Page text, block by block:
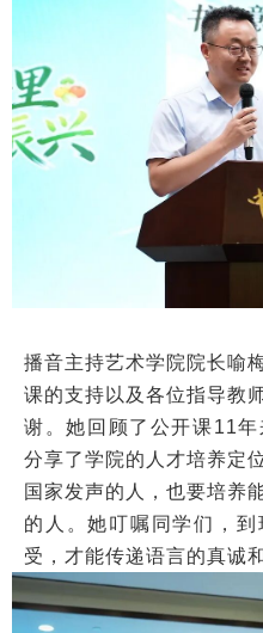
播音主持艺术学院院长喻
课的支持以及各位指导教
谢。她回顾了公开课11
分享了学院的人才培养定
国家发声的人，也要培养
的人。她叮嘱同学们，
受，才能传递语言的真诚